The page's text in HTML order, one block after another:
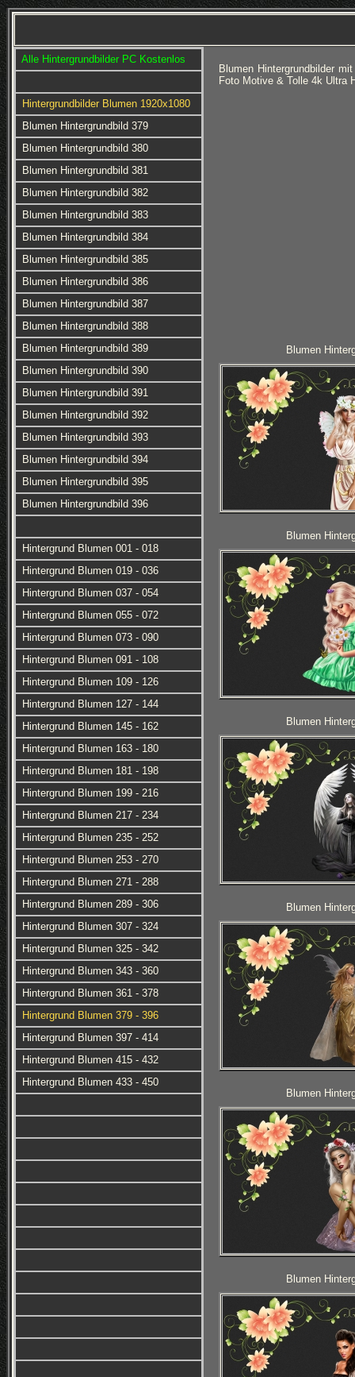
Alle Hintergrundbilder PC Kostenlos
Hintergrundbilder Blumen 1920x1080
Blumen Hintergrundbild 379
Blumen Hintergrundbild 380
Blumen Hintergrundbild 381
Blumen Hintergrundbild 382
Blumen Hintergrundbild 383
Blumen Hintergrundbild 384
Blumen Hintergrundbild 385
Blumen Hintergrundbild 386
Blumen Hintergrundbild 387
Blumen Hintergrundbild 388
Blumen Hintergrundbild 389
Blumen Hintergrundbild 390
Blumen Hintergrundbild 391
Blumen Hintergrundbild 392
Blumen Hintergrundbild 393
Blumen Hintergrundbild 394
Blumen Hintergrundbild 395
Blumen Hintergrundbild 396
Hintergrund Blumen 001 - 018
Hintergrund Blumen 019 - 036
Hintergrund Blumen 037 - 054
Hintergrund Blumen 055 - 072
Hintergrund Blumen 073 - 090
Hintergrund Blumen 091 - 108
Hintergrund Blumen 109 - 126
Hintergrund Blumen 127 - 144
Hintergrund Blumen 145 - 162
Hintergrund Blumen 163 - 180
Hintergrund Blumen 181 - 198
Hintergrund Blumen 199 - 216
Hintergrund Blumen 217 - 234
Hintergrund Blumen 235 - 252
Hintergrund Blumen 253 - 270
Hintergrund Blumen 271 - 288
Hintergrund Blumen 289 - 306
Hintergrund Blumen 307 - 324
Hintergrund Blumen 325 - 342
Hintergrund Blumen 343 - 360
Hintergrund Blumen 361 - 378
Hintergrund Blumen 379 - 396
Hintergrund Blumen 397 - 414
Hintergrund Blumen 415 - 432
Hintergrund Blumen 433 - 450
Blumen Hintergrundbilder
Foto Motive & Tolle 4k Ultra
Blumen
Blumen
Blumen
Blumen
Blumen
Blumen